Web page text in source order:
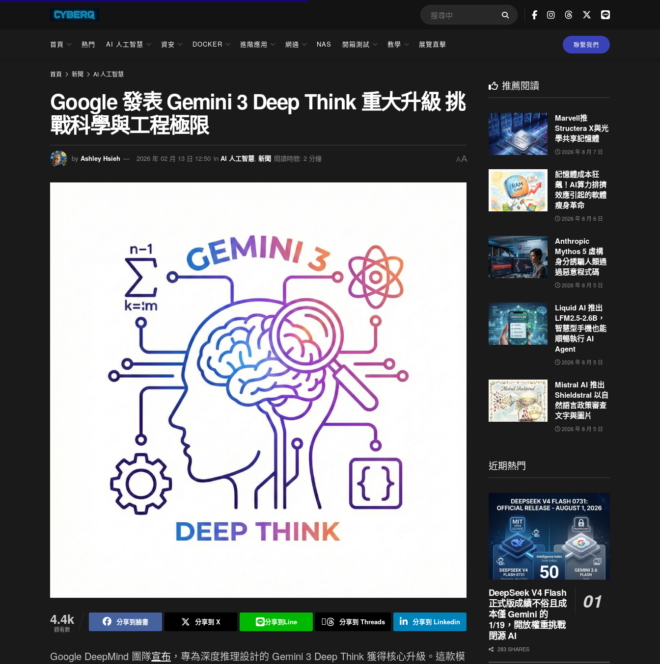
首頁 熱門 AI 人工智慧 資安 DOCKER 進階應用 網通 NAS 開箱測試 教學 展覽直擊 聯繫我們
首頁 新聞 AI 人工智慧
Google 發表 Gemini 3 Deep Think 重大升級 挑
戰科學與工程極限
by Ashley Hsieh 2026 年 02 月 13 日 12:50 in AI 人工智慧, 新聞 閱讀時間: 2 分鐘 AA
4.4k
觀看數
分享到臉書 分享到 X 分享到Line 分享到 Threads 分享到 Linkedin
Google DeepMind 團隊宣布 ，專為深度推理設計的 Gemini 3 Deep Think 獲得核心升級。這款模
推薦閱讀
Marvell推
Structera X與光
學共享記憶體
2026 年 8 月 7 日
記憶體成本狂
飆！AI算力排擠
效應引起的軟體
瘦身革命
2026 年 8 月 6 日
Anthropic
Mythos 5 虛構
身分誘騙人類通
過惡意程式碼
2026 年 8 月 5 日
Liquid AI 推出
LFM2.5-2.6B，
智慧型手機也能
順暢執行 AI
Agent
2026 年 8 月 5 日
Mistral AI 推出
Shieldstral 以自
然語言政策審查
文字與圖片
2026 年 8 月 5 日
近期熱門
DeepSeek V4 Flash
正式版成績不俗且成
本僅 Gemini 的
1/19，開放權重挑戰
閉源 AI
283 SHARES